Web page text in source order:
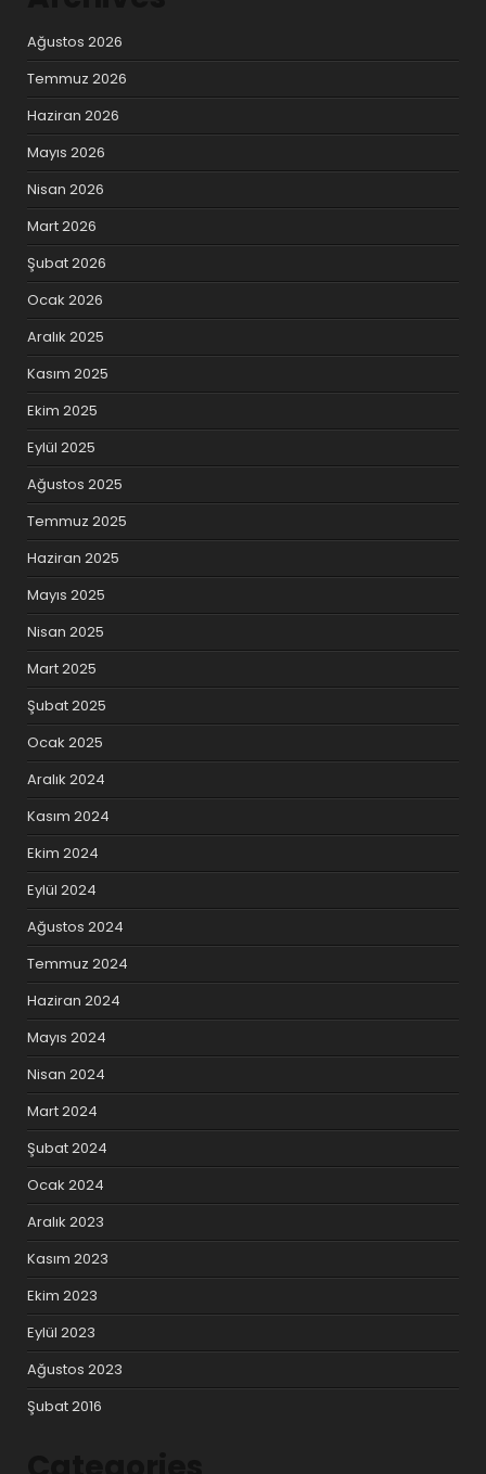
Ağustos 2026
Temmuz 2026
Haziran 2026
Mayıs 2026
Nisan 2026
Mart 2026
Şubat 2026
Ocak 2026
Aralık 2025
Kasım 2025
Ekim 2025
Eylül 2025
Ağustos 2025
Temmuz 2025
Haziran 2025
Mayıs 2025
Nisan 2025
Mart 2025
Şubat 2025
Ocak 2025
Aralık 2024
Kasım 2024
Ekim 2024
Eylül 2024
Ağustos 2024
Temmuz 2024
Haziran 2024
Mayıs 2024
Nisan 2024
Mart 2024
Şubat 2024
Ocak 2024
Aralık 2023
Kasım 2023
Ekim 2023
Eylül 2023
Ağustos 2023
Şubat 2016